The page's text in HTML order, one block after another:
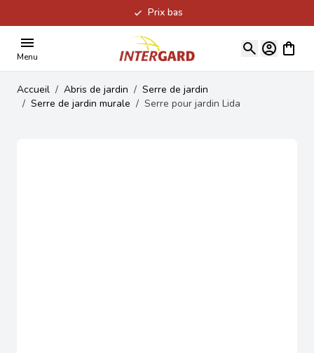
Prix bas
Menu
Voir
Accueil / Abris de jardin / Serre de jardin
/ Serre de jardin murale / Serre pour jardin Lida